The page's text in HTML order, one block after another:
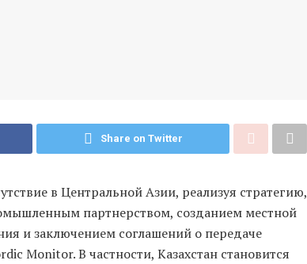
Share on Twitter
в Центральной Азии, реализуя стратегию,
партнерством, созданием местной
и заключением соглашений о передаче
Monitor. В частности, Казахстан становится